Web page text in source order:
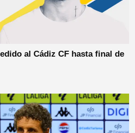
al Cádiz CF hasta final de